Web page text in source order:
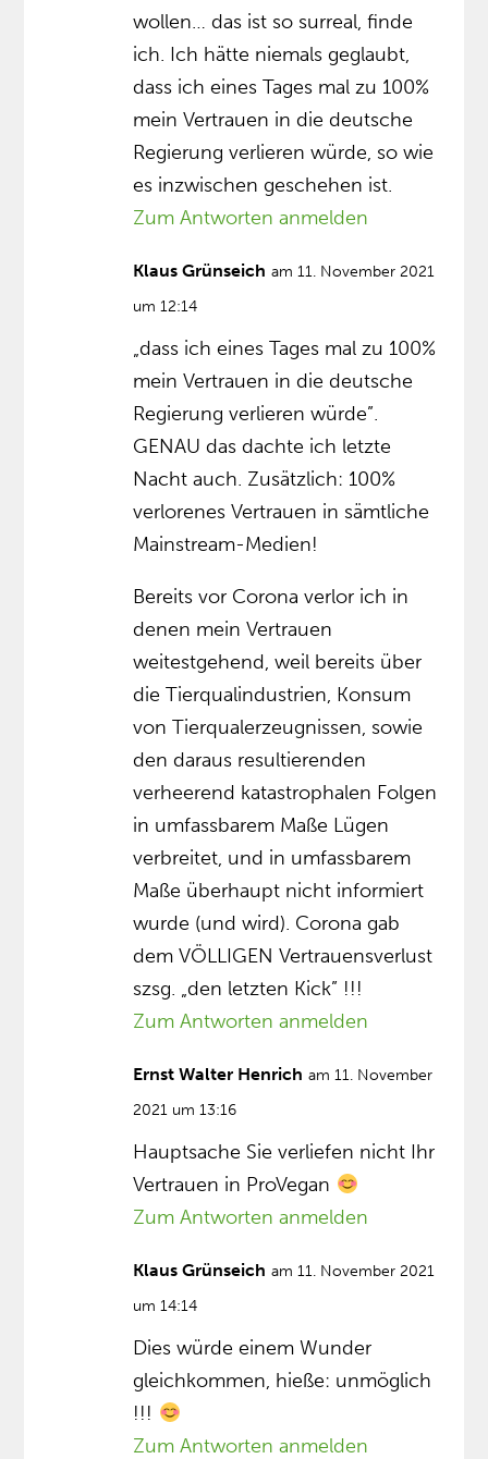
wollen… das ist so surreal, finde
ich. Ich hätte niemals geglaubt,
dass ich eines Tages mal zu 100%
mein Vertrauen in die deutsche
Regierung verlieren würde, so wie
es inzwischen geschehen ist.
Zum Antworten anmelden
Klaus Grünseich am 11. November 2021
um 12:14
„dass ich eines Tages mal zu 100%
mein Vertrauen in die deutsche
Regierung verlieren würde”.
GENAU das dachte ich letzte
Nacht auch. Zusätzlich: 100%
verlorenes Vertrauen in sämtliche
Mainstream-Medien!
Bereits vor Corona verlor ich in
denen mein Vertrauen
weitestgehend, weil bereits über
die Tierqualindustrien, Konsum
von Tierqualerzeugnissen, sowie
den daraus resultierenden
verheerend katastrophalen Folgen
in umfassbarem Maße Lügen
verbreitet, und in umfassbarem
Maße überhaupt nicht informiert
wurde (und wird). Corona gab
dem VÖLLIGEN Vertrauensverlust
szsg. „den letzten Kick” !!!
Zum Antworten anmelden
Ernst Walter Henrich am 11. November
2021 um 13:16
Hauptsache Sie verliefen nicht Ihr
Vertrauen in ProVegan
Zum Antworten anmelden
Klaus Grünseich am 11. November 2021
um 14:14
Dies würde einem Wunder
gleichkommen, hieße: unmöglich
!!!
Zum Antworten anmelden